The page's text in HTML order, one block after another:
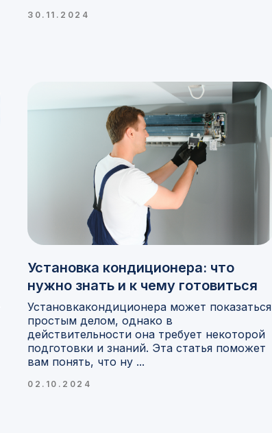
30.11.2024
Установка кондиционера: что
нужно знать и к чему готовиться
Установкакондиционера может показаться
простым делом, однако в
действительности она требует некоторой
подготовки и знаний. Эта статья поможет
вам понять, что ну ...
02.10.2024